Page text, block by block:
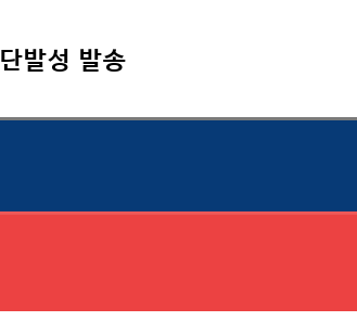
단발성 발송